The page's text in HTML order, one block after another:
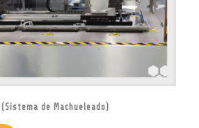
de Machueleado)